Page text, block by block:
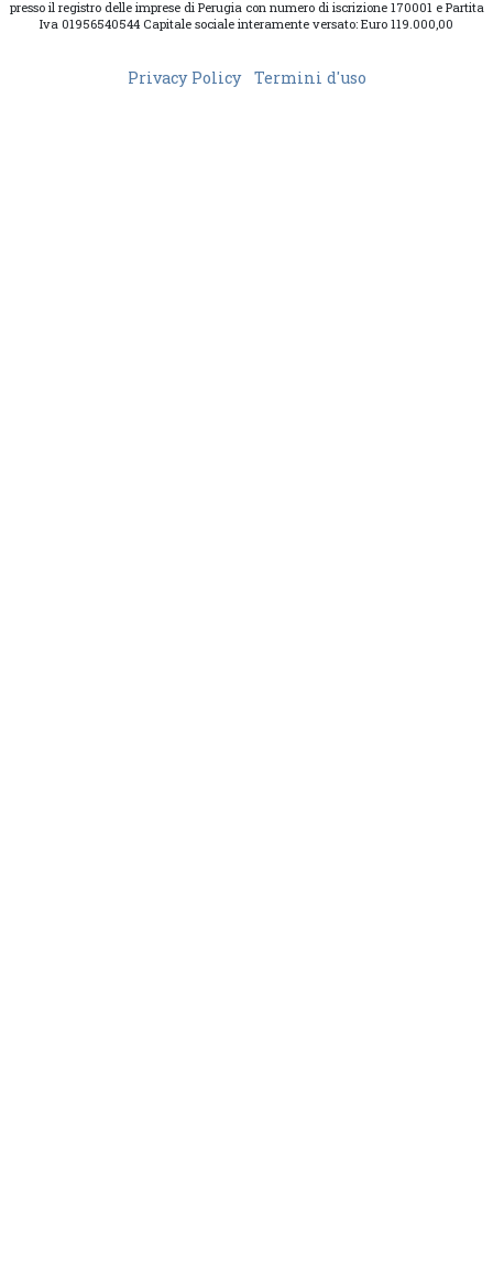
presso il registro delle imprese di Perugia con numero di iscrizione 170001 e Partita
Iva 01956540544 Capitale sociale interamente versato: Euro 119.000,00
Privacy Policy Termini d'uso